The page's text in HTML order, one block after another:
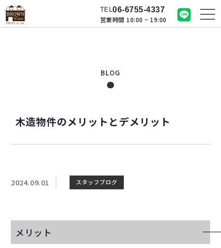
TEL06-6755-4337
営業時間 10:00 ~ 19:00
木造物件のメリットとデメリット
BLOG
2024.09.01 スタッフブログ
メリット